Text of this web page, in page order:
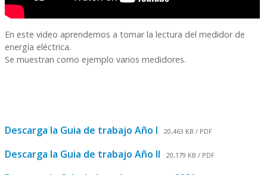
En este video aprendemos a tomar la lectura del medidor de
energía eléctrica.
Se muestran como ejemplo varios medidores.
Descarga la Guia de trabajo Año I 20,463 KB / PDF
Descarga la Guia de trabajo Año II 20,179 KB / PDF